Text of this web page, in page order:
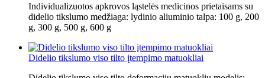
Individualizuotos apkrovos ląstelės medicinos prietaisams su
didelio tikslumo medžiaga: lydinio aliuminio talpa: 100 g, 200
g, 300 g, 500 g, 600 g
Didelio tikslumo viso tilto įtempimo matuokliai